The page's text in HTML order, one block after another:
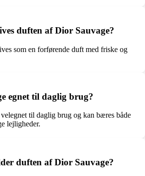
duften af Dior Sauvage?
som en forførende duft med friske og
egnet til daglig brug?
til daglig brug og kan bæres både
lejligheder.
duften af Dior Sauvage?